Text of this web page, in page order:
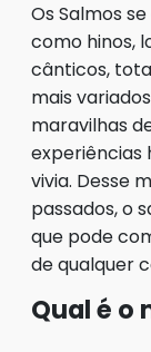
Os Salmos
como hinos,
cânticos,
mais
maravilhas
experiências
vivia. Desse
passados, o
que pode
de qualquer
Qual é o